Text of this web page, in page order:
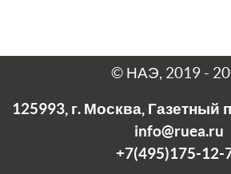
© НАЭ, 2019 -
125993, г. Москва, Газетный
info@ruea.ru
+7(495)175-12-